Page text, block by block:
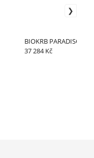
BIOKRB PARADISO
37 284 Kč